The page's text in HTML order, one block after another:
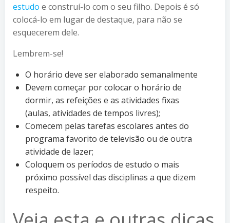
estudo e construí-lo com o seu filho. Depois é só
colocá-lo em lugar de destaque, para não se
esquecerem dele.
Lembrem-se!
O horário deve ser elaborado semanalmente
Devem começar por colocar o horário de
dormir, as refeições e as atividades fixas
(aulas, atividades de tempos livres);
Comecem pelas tarefas escolares antes do
programa favorito de televisão ou de outra
atividade de lazer;
Coloquem os períodos de estudo o mais
próximo possível das disciplinas a que dizem
respeito.